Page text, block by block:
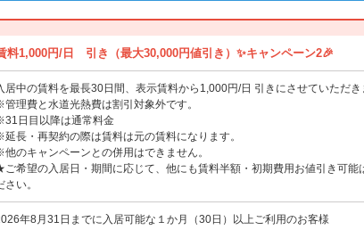
料1,000円/日 引き（最大30,000円値引き）✨キャンペーン2🎉
居中の賃料を最長30日間、表示賃料から1,000円/日 引きにさせていただき
理費と水道光熱費は割引対象外です。
日目以降は通常料金
長・再契約の際は賃料は元の賃料になります。
のキャンペーンとの併用はできません。
希望の入居日・期間に応じて、他にも賃料半額・初期費用お値引き可能
さい。
年8月31日までに入居可能な１か月（30日）以上ご利用のお客様